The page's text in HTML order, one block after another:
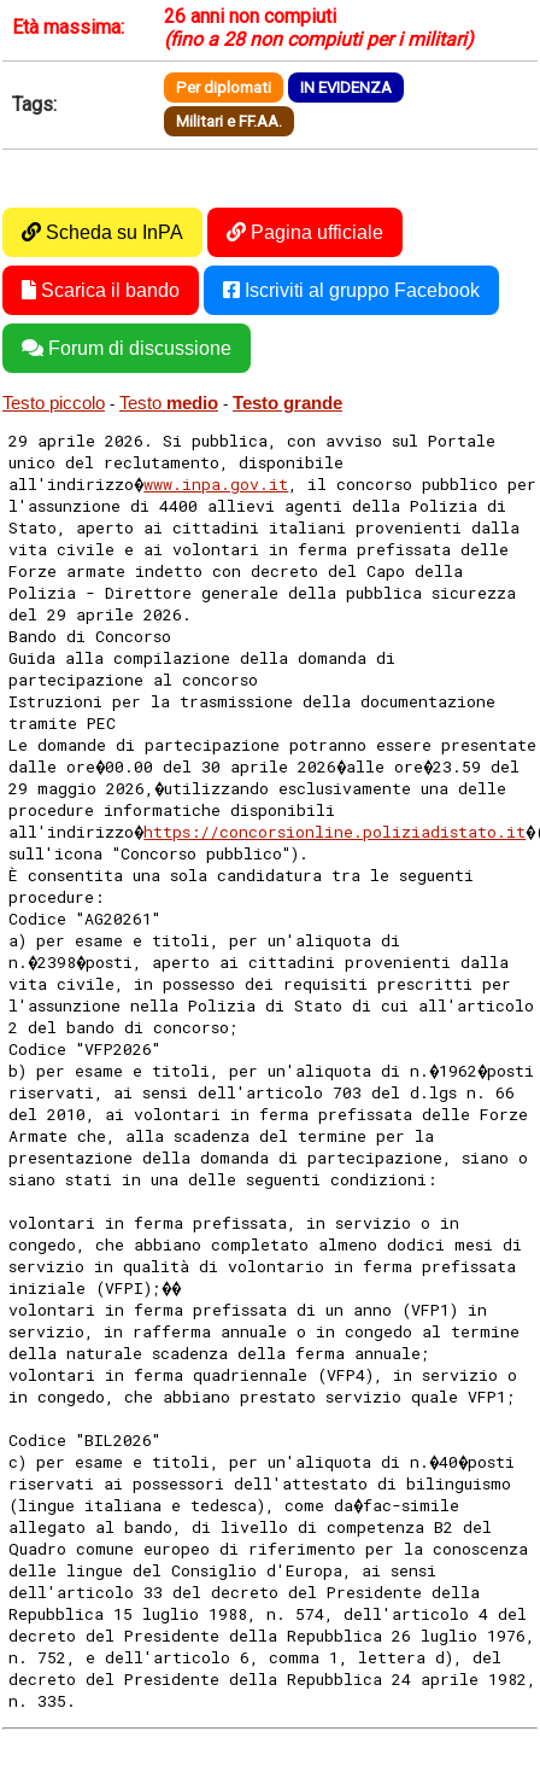
Età massima:
26 anni non compiuti
(fino a 28 non compiuti per i militari)
Tags:
Per diplomati
IN EVIDENZA
Militari e FF.AA.
Scheda su InPA Pagina ufficiale
Scarica il bando Iscriviti al gruppo Facebook
Forum di discussione
Testo piccolo - Testo medio - Testo grande
29 aprile 2026. Si pubblica, con avviso sul Portale
unico del reclutamento, disponibile
all'indirizzo�www.inpa.gov.it , il concorso pubblico per
l'assunzione di 4400 allievi agenti della Polizia di
Stato, aperto ai cittadini italiani provenienti dalla
vita civile e ai volontari in ferma prefissata delle
Forze armate indetto con decreto del Capo della
Polizia - Direttore generale della pubblica sicurezza
del 29 aprile 2026.
Bando di Concorso
Guida alla compilazione della domanda di
partecipazione al concorso
Istruzioni per la trasmissione della documentazione
tramite PEC
Le domande di partecipazione potranno essere presentate
dalle ore�00.00 del 30 aprile 2026�alle ore�23.59 del
29 maggio 2026,�utilizzando esclusivamente una delle
procedure informatiche disponibili
all'indirizzo�https://concorsionline.poliziadistato.it
sull'icona "Concorso pubblico").
È consentita una sola candidatura tra le seguenti
procedure:
Codice "AG20261"
a) per esame e titoli, per un'aliquota di
n.�2398�posti, aperto ai cittadini provenienti dalla
vita civile, in possesso dei requisiti prescritti per
l'assunzione nella Polizia di Stato di cui all'articolo
2 del bando di concorso;
Codice "VFP2026"
b) per esame e titoli, per un'aliquota di n.�1962�posti
riservati, ai sensi dell'articolo 703 del d.lgs n. 66
del 2010, ai volontari in ferma prefissata delle Forze
Armate che, alla scadenza del termine per la
presentazione della domanda di partecipazione, siano o
siano stati in una delle seguenti condizioni:
volontari in ferma prefissata, in servizio o in
congedo, che abbiano completato almeno dodici mesi di
servizio in qualità di volontario in ferma prefissata
iniziale (VFPI);��
volontari in ferma prefissata di un anno (VFP1) in
servizio, in rafferma annuale o in congedo al termine
della naturale scadenza della ferma annuale;
volontari in ferma quadriennale (VFP4), in servizio o
in congedo, che abbiano prestato servizio quale VFP1;
Codice "BIL2026"
c) per esame e titoli, per un'aliquota di n.�40�posti
riservati ai possessori dell'attestato di bilinguismo
(lingue italiana e tedesca), come da�fac-simile
allegato al bando, di livello di competenza B2 del
Quadro comune europeo di riferimento per la conoscenza
delle lingue del Consiglio d'Europa, ai sensi
dell'articolo 33 del decreto del Presidente della
Repubblica 15 luglio 1988, n. 574, dell'articolo 4 del
decreto del Presidente della Repubblica 26 luglio 1976,
n. 752, e dell'articolo 6, comma 1, lettera d), del
decreto del Presidente della Repubblica 24 aprile 1982,
n. 335.